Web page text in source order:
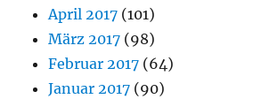
April 2017 (101)
März 2017 (98)
Februar 2017 (64)
Januar 2017 (90)